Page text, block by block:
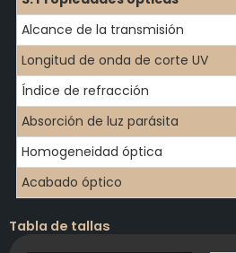
Alcance de la transmisión
Longitud de onda de corte UV
Índice de refracción
Absorción de luz parásita
Homogeneidad óptica
Acabado óptico
Tabla de tallas